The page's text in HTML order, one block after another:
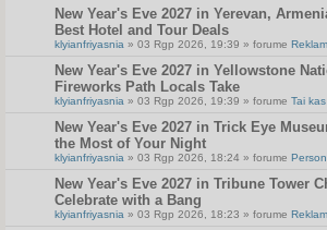
New Year's Eve 2027 in Yerevan,
Best Hotel and Tour Deals
klyianfriyasnia » 03 Rgp 2026, 19:39 » forume
New Year's Eve 2027 in Yellowstone
Fireworks Path Locals Take
klyianfriyasnia » 03 Rgp 2026, 19:39 » forume Tai
New Year's Eve 2027 in Trick Eye
the Most of Your Night
klyianfriyasnia » 03 Rgp 2026, 18:24 » forume
New Year's Eve 2027 in Tribune Tower
Celebrate with a Bang
klyianfriyasnia » 03 Rgp 2026, 18:23 » forume